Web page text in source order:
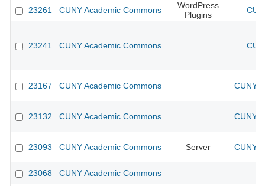
23261 CUNY Academic Commons
WordPress
Plugins
23241 CUNY Academic Commons
23167 CUNY Academic Commons CUNY
23132 CUNY Academic Commons CUNY
23093 CUNY Academic Commons Server CUNY
23068 CUNY Academic Commons